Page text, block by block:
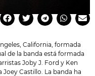
California, formada
de la banda está formada
Joby J. Ford y Ken
Castillo. La banda ha